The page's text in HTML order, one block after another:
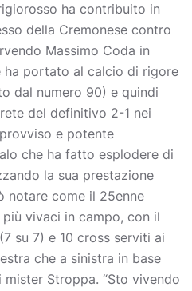
ha contribuito in
della Cremonese contro
Massimo Coda in
ha portato al calcio di rigore
dal numero 90) e quindi
del definitivo 2-1 nei
e potente
che ha fatto esplodere di
la sua prestazione
notare come il 25enne
vivaci in campo, con il
su 7) e 10 cross serviti ai
che a sinistra in base
Stroppa. “Sto vivendo